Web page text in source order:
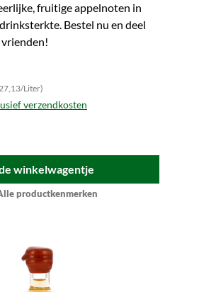
fruitige appelnoten in
Bestel nu en deel
Liter)
verzendkosten
winkelwagentje
productkenmerken